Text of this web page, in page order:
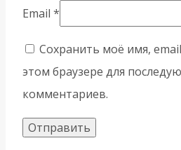
Email *
Сохранить моё имя,
этом браузере для
комментариев.